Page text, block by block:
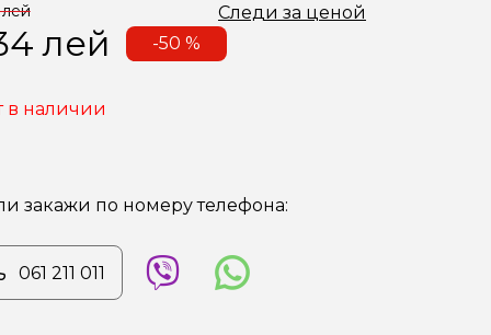
Следи за ценой
лей -50 %
в наличии
закажи по номеру телефона:
061 211 011